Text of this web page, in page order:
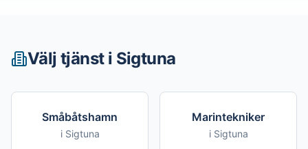
Välj tjänst i Sigtuna
Småbåtshamn
i Sigtuna
Marintekniker
i Sigtuna